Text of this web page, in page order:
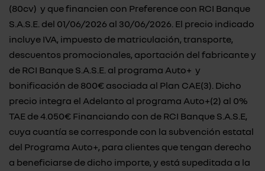
(80cv) y que financien con Preference con RCI Banque
S.A.S.E. del 01/06/2026 al 30/06/2026. El precio indicado
incluye IVA, impuesto de matriculación, transporte,
descuentos promocionales, aportación del fabricante y
de RCI Banque S.A.S.E. al programa Auto+ y
bonificación de 800€ asociada al Plan CAE(3). Dicho
precio integra el Adelanto al programa Auto+(2) al 0%
TAE de 4.050€ Financiando con de RCI Banque S.A.S.E,
cuya cuantía se corresponde con la subvención estatal
del Programa Auto+, para clientes que tengan derecho
a beneficiarse de dicho importe, y está supeditada a la